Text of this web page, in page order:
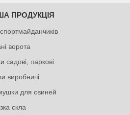
ПРОДУКЦІЯ
ворота
садові, паркові
виробничі
для свиней
скла